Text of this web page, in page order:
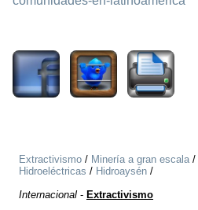
Extractivismo / Minería a gran escala/
Hidroeléctricas / Hidroaysén /
Internacional - Extractivismo